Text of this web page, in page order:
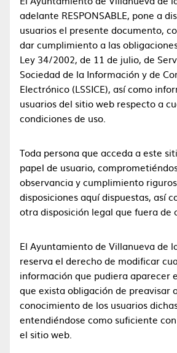
adelante RESPONSABLE, pone a
usuarios el presente documento,
dar cumplimiento a las
Ley 34/2002, de 11 de julio, de
Sociedad de la Información y de
Electrónico (LSSICE), así como
usuarios del sitio web respecto a
condiciones de uso.
Toda persona que acceda a este
papel de usuario,
observancia y cumplimiento
disposiciones aquí dispuestas, así
otra disposición legal que fuera de
El Ayuntamiento de Villanueva de
reserva el derecho de modificar
información que pudiera aparecer
que exista obligación de preavisar
conocimiento de los usuarios
entendiéndose como suficiente
el sitio web.